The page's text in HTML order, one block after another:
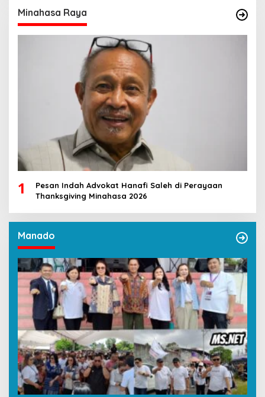
Minahasa Raya
1
Pesan Indah Advokat Hanafi Saleh di Perayaan
Thanksgiving Minahasa 2026
Manado